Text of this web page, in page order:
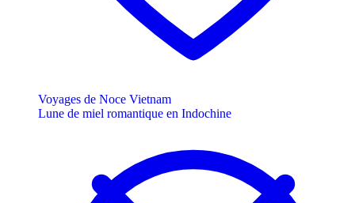
Voyages de Noce Vietnam
Lune de miel romantique en Indochine